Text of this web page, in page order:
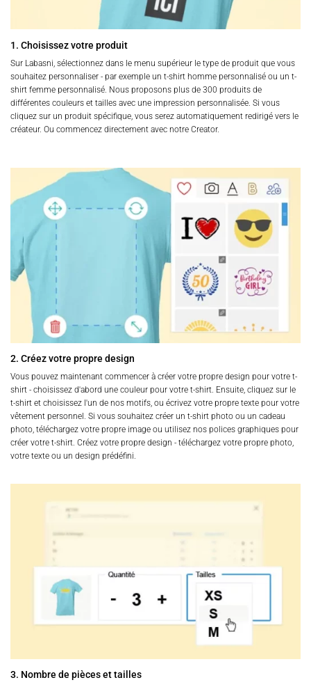
du
1. Choisissez votre produit
Sur Labasni, sélectionnez dans le menu supérieur le type de produit que vous
souhaitez personnaliser - par exemple un t-shirt homme personnalisé ou un t-
shirt femme personnalisé. Nous proposons plus de 300 produits de
différentes couleurs et tailles avec une impression personnalisée. Si vous
cliquez sur un produit spécifique, vous serez automatiquement redirigé vers le
créateur. Ou commencez directement avec notre Creator.
2. Créez votre propre design
Vous pouvez maintenant commencer à créer votre propre design pour votre t-
shirt - choisissez d'abord une couleur pour votre t-shirt. Ensuite, cliquez sur le
t-shirt et choisissez l'un de nos motifs, ou écrivez votre propre texte pour votre
vêtement personnel. Si vous souhaitez créer un t-shirt photo ou un cadeau
photo, téléchargez votre propre image ou utilisez nos polices graphiques pour
créer votre t-shirt. Créez votre propre design - téléchargez votre propre photo,
votre texte ou un design prédéfini.
3. Nombre de pièces et tailles